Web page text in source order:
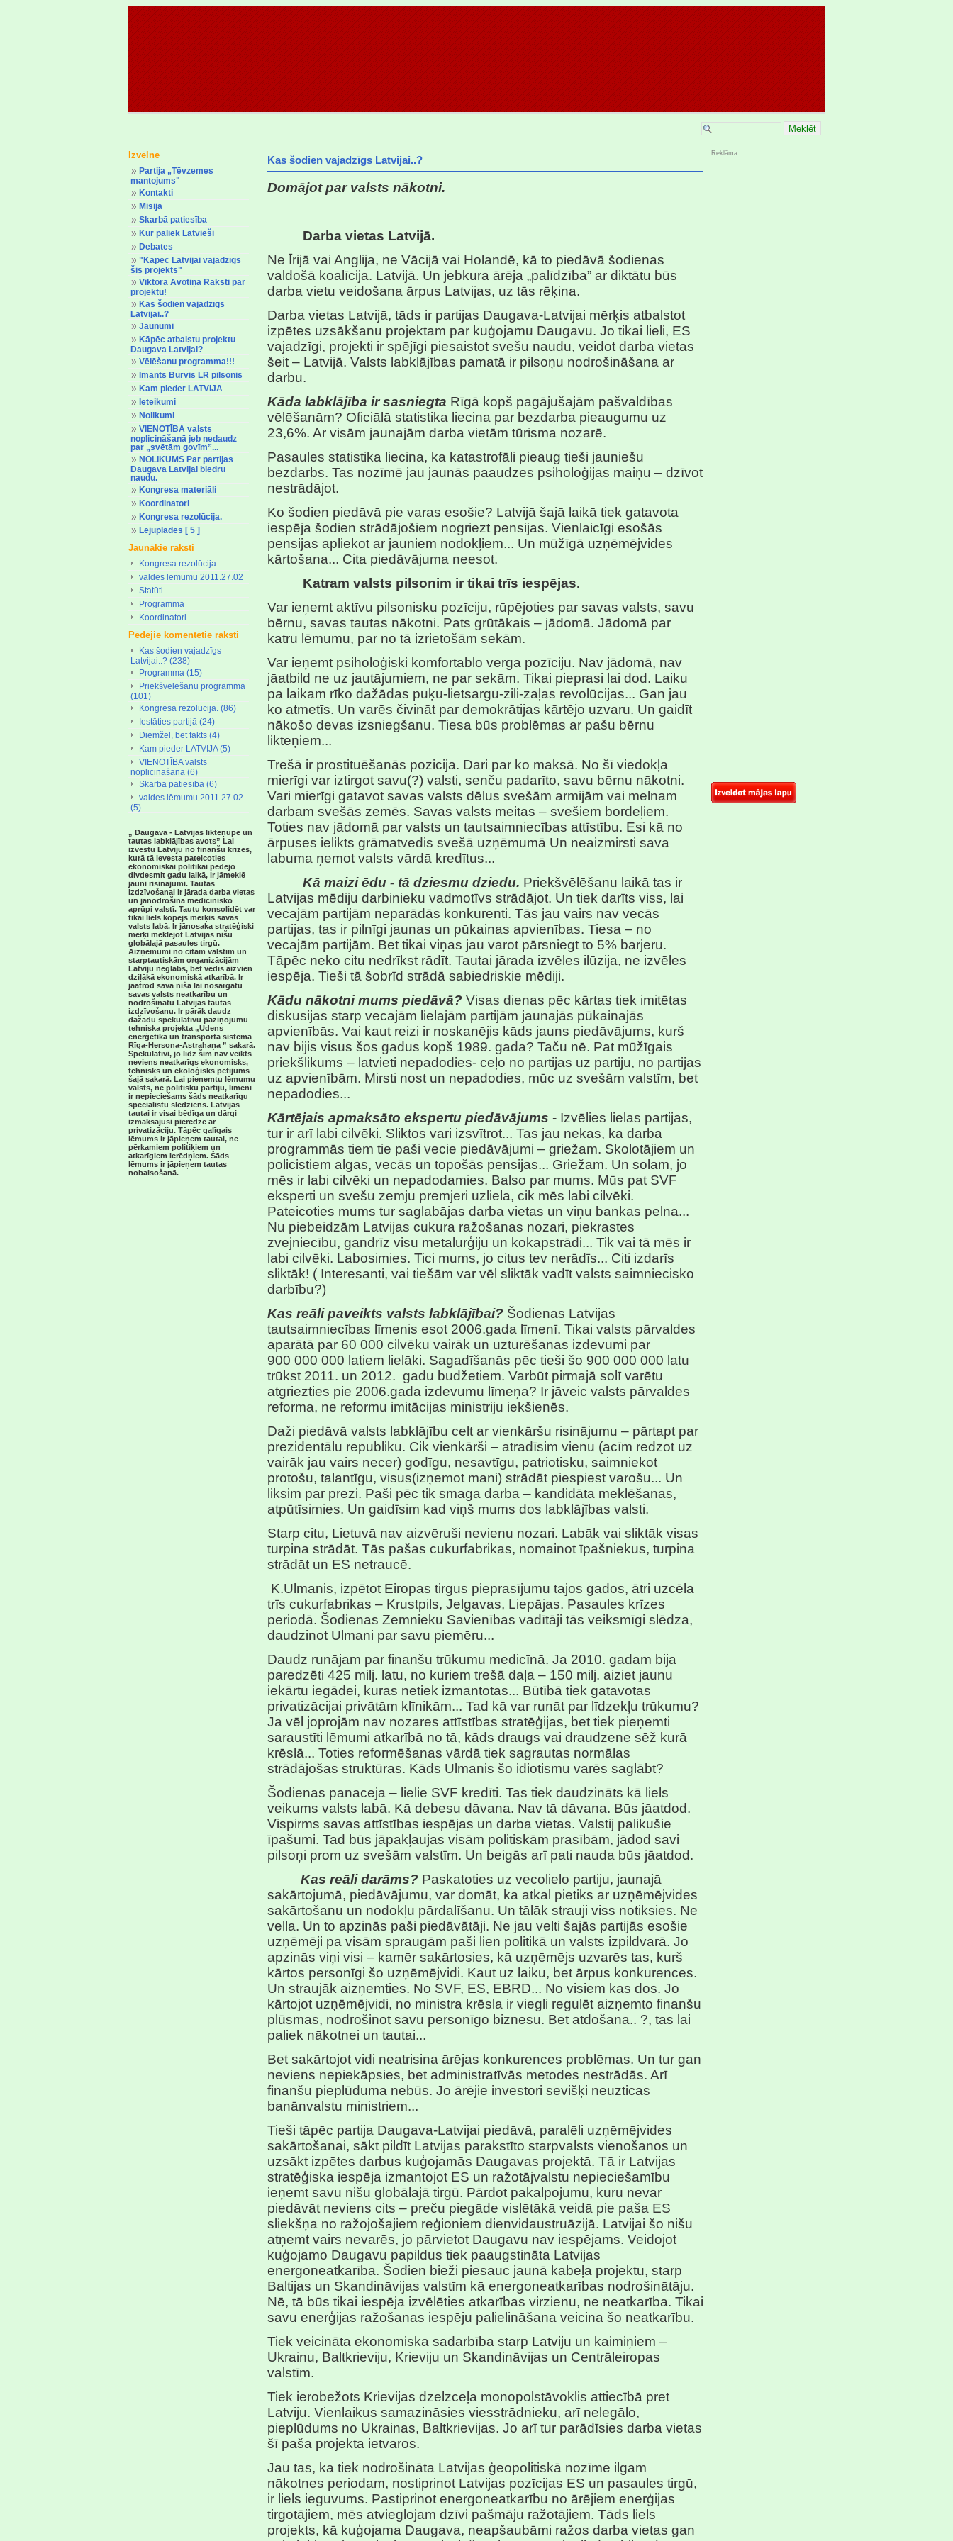
Izvēlne
Partija „Tēvzemes
mantojums"
Kontakti
Misija
Skarbā patiesība
Kur paliek Latvieši
Debates
"Kāpēc Latvijai vajadzīgs
šis projekts"
Viktora Avotiņa Raksti par
projektu!
Kas šodien vajadzīgs
Latvijai..?
Jaunumi
Kāpēc atbalstu projektu
Daugava Latvijai?
Vēlēšanu programma!!!
Imants Burvis LR pilsonis
Kam pieder LATVIJA
Ieteikumi
Nolikumi
VIENOTĪBA valsts
noplicināšanā jeb nedaudz
par „svētām govīm”...
NOLIKUMS Par partijas
Daugava Latvijai biedru
naudu.
Kongresa materiāli
Koordinatori
Kongresa rezolūcija.
Lejuplādes [ 5 ]
Jaunākie raksti
Kongresa rezolūcija.
valdes lēmumu 2011.27.02
Statūti
Programma
Koordinatori
Pēdējie komentētie raksti
Kas šodien vajadzīgs
Latvijai..? (238)
Programma (15)
Priekšvēlēšanu programma
(101)
Kongresa rezolūcija. (86)
Iestāties partijā (24)
Diemžēl, bet fakts (4)
Kam pieder LATVIJA (5)
VIENOTĪBA valsts
noplicināšanā (6)
Skarbā patiesība (6)
valdes lēmumu 2011.27.02
(5)
„ Daugava - Latvijas likteņupe un
tautas labklājības avots” Lai
izvestu Latviju no finanšu krīzes,
kurā tā ievesta pateicoties
ekonomiskai politikai pēdējo
divdesmit gadu laikā, ir jāmeklē
jauni risinājumi. Tautas
izdzīvošanai ir jārada darba vietas
un jānodrošina medicīnisko
aprūpi valstī. Tautu konsolidēt var
tikai liels kopējs mērķis savas
valsts labā. Ir jānosaka stratēģiski
mērķi meklējot Latvijas nišu
globālajā pasaules tirgū.
Aizņēmumi no citām valstīm un
starptautiskām organizācijām
Latviju neglābs, bet vedīs aizvien
dziļākā ekonomiskā atkarībā. Ir
jāatrod sava niša lai nosargātu
savas valsts neatkarību un
nodrošinātu Latvijas tautas
izdzīvošanu. Ir pārāk daudz
dažādu spekulatīvu paziņojumu
tehniska projekta „Ūdens
enerģētika un transporta sistēma
Rīga-Hersona-Astrahaņa ” sakarā.
Spekulatīvi, jo līdz šim nav veikts
neviens neatkarīgs ekonomisks,
tehnisks un ekoloģisks pētījums
šajā sakarā. Lai pieņemtu lēmumu
valsts, ne politisku partiju, līmenī
ir nepieciešams šāds neatkarīgu
speciālistu slēdziens. Latvijas
tautai ir visai bēdīga un dārgi
izmaksājusi pieredze ar
privatizāciju. Tāpēc galīgais
lēmums ir jāpieņem tautai, ne
pērkamiem politiķiem un
atkarīgiem ierēdņiem. Šāds
lēmums ir jāpieņem tautas
nobalsošanā.
Kas šodien vajadzīgs Latvijai..?
Domājot par valsts nākotni.
Darba vietas Latvijā.
Ne Īrijā vai Anglija, ne Vācijā vai Holandē, kā to piedāvā šodienas
valdošā koalīcija. Latvijā. Un jebkura ārēja „palīdzība” ar diktātu būs
darba vietu veidošana ārpus Latvijas, uz tās rēķina.
Darba vietas Latvijā, tāds ir partijas Daugava-Latvijai mērķis atbalstot
izpētes uzsākšanu projektam par kuģojamu Daugavu. Jo tikai lieli, ES
vajadzīgi, projekti ir spējīgi piesaistot svešu naudu, veidot darba vietas
šeit – Latvijā. Valsts labklājības pamatā ir pilsoņu nodrošināšana ar
darbu.
Kāda labklājība ir sasniegta Rīgā kopš pagājušajām pašvaldības
vēlēšanām? Oficiālā statistika liecina par bezdarba pieaugumu uz
23,6%. Ar visām jaunajām darba vietām tūrisma nozarē.
Pasaules statistika liecina, ka katastrofāli pieaug tieši jauniešu
bezdarbs. Tas nozīmē jau jaunās paaudzes psiholoģijas maiņu – dzīvot
nestrādājot.
Ko šodien piedāvā pie varas esošie? Latvijā šajā laikā tiek gatavota
iespēja šodien strādājošiem nogriezt pensijas. Vienlaicīgi esošās
pensijas apliekot ar jauniem nodokļiem... Un mūžīgā uzņēmējvides
kārtošana... Cita piedāvājuma neesot.
Katram valsts pilsonim ir tikai trīs iespējas.
Var ieņemt aktīvu pilsonisku pozīciju, rūpējoties par savas valsts, savu
bērnu, savas tautas nākotni. Pats grūtākais – jādomā. Jādomā par
katru lēmumu, par no tā izrietošām sekām.
Var ieņemt psiholoģiski komfortablo verga pozīciju. Nav jādomā, nav
jāatbild ne uz jautājumiem, ne par sekām. Tikai pieprasi lai dod. Laiku
pa laikam rīko dažādas puķu-lietsargu-zili-zaļas revolūcijas... Gan jau
ko atmetīs. Un varēs čivināt par demokrātijas kārtējo uzvaru. Un gaidīt
nākošo devas izsniegšanu. Tiesa būs problēmas ar pašu bērnu
likteņiem...
Trešā ir prostituēšanās pozicija. Dari par ko maksā. No šī viedokļa
mierīgi var iztirgot savu(?) valsti, senču padarīto, savu bērnu nākotni.
Vari mierīgi gatavot savas valsts dēlus svešām armijām vai melnam
darbam svešās zemēs. Savas valsts meitas – svešiem bordeļiem.
Toties nav jādomā par valsts un tautsaimniecības attīstību. Esi kā no
ārpuses ielikts grāmatvedis svešā uzņēmumā Un neaizmirsti sava
labuma ņemot valsts vārdā kredītus...
Kā maizi ēdu - tā dziesmu dziedu. Priekšvēlēšanu laikā tas ir
Latvijas mēdiju darbinieku vadmotīvs strādājot. Un tiek darīts viss, lai
vecajām partijām neparādās konkurenti. Tās jau vairs nav vecās
partijas, tas ir pilnīgi jaunas un pūkainas apvienības. Tiesa – no
vecajām partijām. Bet tikai viņas jau varot pārsniegt to 5% barjeru.
Tāpēc neko citu nedrīkst rādīt. Tautai jārada izvēles ilūzija, ne izvēles
iespēja. Tieši tā šobrīd strādā sabiedriskie mēdiji.
Kādu nākotni mums piedāvā? Visas dienas pēc kārtas tiek imitētas
diskusijas starp vecajām lielajām partijām jaunajās pūkainajās
apvienībās. Vai kaut reizi ir noskanējis kāds jauns piedāvājums, kurš
nav bijis visus šos gadus kopš 1989. gada? Taču nē. Pat mūžīgais
priekšlikums – latvieti nepadodies- ceļo no partijas uz partiju, no partijas
uz apvienībām. Mirsti nost un nepadodies, mūc uz svešām valstīm, bet
nepadodies...
Kārtējais apmaksāto ekspertu piedāvājums - Izvēlies lielas partijas,
tur ir arī labi cilvēki. Sliktos vari izsvītrot... Tas jau nekas, ka darba
programmās tiem tie paši vecie piedāvājumi – griežam. Skolotājiem un
policistiem algas, vecās un topošās pensijas... Griežam. Un solam, jo
mēs ir labi cilvēki un nepadodamies. Balso par mums. Mūs pat SVF
eksperti un svešu zemju premjeri uzliela, cik mēs labi cilvēki.
Pateicoties mums tur saglabājas darba vietas un viņu bankas pelna...
Nu piebeidzām Latvijas cukura ražošanas nozari, piekrastes
zvejniecību, gandrīz visu metalurģiju un kokapstrādi... Tik vai tā mēs ir
labi cilvēki. Labosimies. Tici mums, jo citus tev nerādīs... Citi izdarīs
sliktāk! ( Interesanti, vai tiešām var vēl sliktāk vadīt valsts saimniecisko
darbību?)
Kas reāli paveikts valsts labklājībai? Šodienas Latvijas
tautsaimniecības līmenis esot 2006.gada līmenī. Tikai valsts pārvaldes
aparātā par 60 000 cilvēku vairāk un uzturēšanas izdevumi par
900 000 000 latiem lielāki. Sagadīšanās pēc tieši šo 900 000 000 latu
trūkst 2011. un 2012. gadu budžetiem. Varbūt pirmajā solī varētu
atgriezties pie 2006.gada izdevumu līmeņa? Ir jāveic valsts pārvaldes
reforma, ne reformu imitācijas ministriju iekšienēs.
Daži piedāvā valsts labklājību celt ar vienkāršu risinājumu – pārtapt par
prezidentālu republiku. Cik vienkārši – atradīsim vienu (acīm redzot uz
vairāk jau vairs necer) godīgu, nesavtīgu, patriotisku, saimniekot
protošu, talantīgu, visus(izņemot mani) strādāt piespiest varošu... Un
liksim par prezi. Paši pēc tik smaga darba – kandidāta meklēšanas,
atpūtīsimies. Un gaidīsim kad viņš mums dos labklājības valsti.
Starp citu, Lietuvā nav aizvēruši nevienu nozari. Labāk vai sliktāk visas
turpina strādāt. Tās pašas cukurfabrikas, nomainot īpašniekus, turpina
strādāt un ES netraucē.
K.Ulmanis, izpētot Eiropas tirgus pieprasījumu tajos gados, ātri uzcēla
trīs cukurfabrikas – Krustpils, Jelgavas, Liepājas. Pasaules krīzes
periodā. Šodienas Zemnieku Savienības vadītāji tās veiksmīgi slēdza,
daudzinot Ulmani par savu piemēru...
Daudz runājam par finanšu trūkumu medicīnā. Ja 2010. gadam bija
paredzēti 425 milj. latu, no kuriem trešā daļa – 150 milj. aiziet jaunu
iekārtu iegādei, kuras netiek izmantotas... Būtībā tiek gatavotas
privatizācijai privātām klīnikām... Tad kā var runāt par līdzekļu trūkumu?
Ja vēl joprojām nav nozares attīstības stratēģijas, bet tiek pieņemti
saraustīti lēmumi atkarībā no tā, kāds draugs vai draudzene sēž kurā
krēslā... Toties reformēšanas vārdā tiek sagrautas normālas
strādājošas struktūras. Kāds Ulmanis šo idiotismu varēs saglābt?
Šodienas panaceja – lielie SVF kredīti. Tas tiek daudzināts kā liels
veikums valsts labā. Kā debesu dāvana. Nav tā dāvana. Būs jāatdod.
Vispirms savas attīstības iespējas un darba vietas. Valstij palikušie
īpašumi. Tad būs jāpakļaujas visām politiskām prasībām, jādod savi
pilsoņi prom uz svešām valstīm. Un beigās arī pati nauda būs jāatdod.
Kas reāli darāms? Paskatoties uz vecolielo partiju, jaunajā
sakārtojumā, piedāvājumu, var domāt, ka atkal pietiks ar uzņēmējvides
sakārtošanu un nodokļu pārdalīšanu. Un tālāk strauji viss notiksies. Ne
vella. Un to apzinās paši piedāvātāji. Ne jau velti šajās partijās esošie
uzņēmēji pa visām spraugām paši lien politikā un valsts izpildvarā. Jo
apzinās viņi visi – kamēr sakārtosies, kā uzņēmējs uzvarēs tas, kurš
kārtos personīgi šo uzņēmējvidi. Kaut uz laiku, bet ārpus konkurences.
Un straujāk aizņemties. No SVF, ES, EBRD... No visiem kas dos. Jo
kārtojot uzņēmējvidi, no ministra krēsla ir viegli regulēt aizņemto finanšu
plūsmas, nodrošinot savu personīgo biznesu. Bet atdošana.. ?, tas lai
paliek nākotnei un tautai...
Bet sakārtojot vidi neatrisina ārējas konkurences problēmas. Un tur gan
neviens nepiekāpsies, bet administratīvās metodes nestrādās. Arī
finanšu pieplūduma nebūs. Jo ārējie investori sevišķi neuzticas
banānvalstu ministriem...
Tieši tāpēc partija Daugava-Latvijai piedāvā, paralēli uzņēmējvides
sakārtošanai, sākt pildīt Latvijas parakstīto starpvalsts vienošanos un
uzsākt izpētes darbus kuģojamās Daugavas projektā. Tā ir Latvijas
stratēģiska iespēja izmantojot ES un ražotājvalstu nepieciešamību
ieņemt savu nišu globālajā tirgū. Pārdot pakalpojumu, kuru nevar
piedāvāt neviens cits – preču piegāde vislētākā veidā pie paša ES
sliekšņa no ražojošajiem reģioniem dienvidaustruāzijā. Latvijai šo nišu
atņemt vairs nevarēs, jo pārvietot Daugavu nav iespējams. Veidojot
kuģojamo Daugavu papildus tiek paaugstināta Latvijas
energoneatkarība. Šodien bieži piesauc jaunā kabeļa projektu, starp
Baltijas un Skandināvijas valstīm kā energoneatkarības nodrošinātāju.
Nē, tā būs tikai iespēja izvēlēties atkarības virzienu, ne neatkarība. Tikai
savu enerģijas ražošanas iespēju palielināšana veicina šo neatkarību.
Tiek veicināta ekonomiska sadarbība starp Latviju un kaimiņiem –
Ukrainu, Baltkrieviju, Krieviju un Skandināvijas un Centrāleiropas
valstīm.
Tiek ierobežots Krievijas dzelzceļa monopolstāvoklis attiecībā pret
Latviju. Vienlaikus samazināsies viesstrādnieku, arī nelegālo,
pieplūdums no Ukrainas, Baltkrievijas. Jo arī tur parādīsies darba vietas
šī paša projekta ietvaros.
Jau tas, ka tiek nodrošināta Latvijas ģeopolitiskā nozīme ilgam
nākotnes periodam, nostiprinot Latvijas pozīcijas ES un pasaules tirgū,
ir liels ieguvums. Pastiprinot energoneatkarību no ārējiem enerģijas
tirgotājiem, mēs atvieglojam dzīvi pašmāju ražotājiem. Tāds liels
projekts, kā kuģojama Daugava, neapšaubāmi ražos darba vietas gan
Reklāma